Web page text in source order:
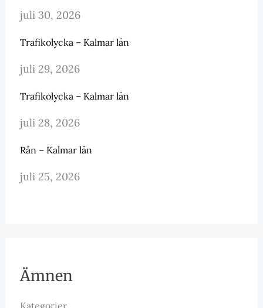
juli 30, 2026
Trafikolycka – Kalmar län
juli 29, 2026
Trafikolycka – Kalmar län
juli 28, 2026
Rån – Kalmar län
juli 25, 2026
Ämnen